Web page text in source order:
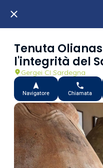
Tenuta
l'integrità del
Gergei CI Sardegna
Navigatore Chiamata